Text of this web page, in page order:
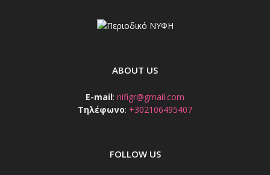
ABOUT US
E-mail: nifigr@gmail.com
Τηλέφωνο: +302106495407
FOLLOW US